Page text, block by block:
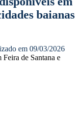
baianas
em 09/03/2026